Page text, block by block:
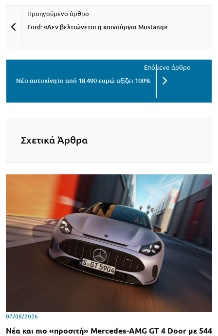
Ford: «Δεν βελτιώνεται η καινούργια Mustang»
Νέο αυτοκίνητο από 18.490 ευρώ αξίζει 100%
Σχετικά Άρθρα
07/08/2026
Νέα και πιο «προσιτή» Mercedes-AMG GT 4 Door με 544